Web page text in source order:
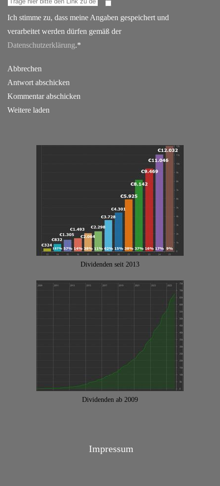
Ich stimme zu, dass meine Angaben gespeichert und
verarbeitet werden dürfen gemäß der
Datenschutzerklärung.*
Abbrechen
Antwort abschicken
Kommentar abschicken
Weitere laden
Dividenden seit 2013
Dividenden ab 2009
Impressum